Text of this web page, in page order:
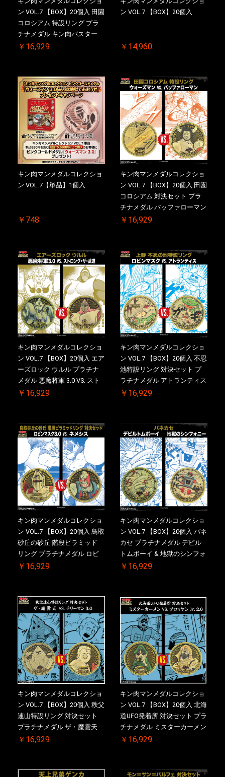
ン VOL.7 【BOX】20個入 田園
コロシアム 特設リング プラ
チナメダル キン肉バスター
VS. キン肉バスターやぶり 初
メダル(非売品)付
￥16,929
ン VOL.7 【BOX】20個入
￥14,960
キン肉マンメダルコレクショ
ン VOL.7【単品】1個入
￥748
キン肉マンメダルコレクショ
ン VOL.7 【BOX】20個入 田園
コロシアム 対決セット プラ
チナメダル バッファローマン
2.0 顎髭 Ver. VS. 光の矢 初回
メダル(非売品)付
￥16,929
キン肉マンメダルコレクショ
ン VOL.7 【BOX】20個入 エア
ーズロック ウルル プラチナ
メダル 悪魔将軍 3.0 VS. スト
ロング・ザ・武道 初回シリア
売品)付
￥16,929
キン肉マンメダルコレクショ
ン VOL.7 【BOX】20個入 不忍
池特設リング 対決セット プ
ラチナメダル アトランティス
ドライバー VS.ネックカット
特典 】KIN(金)肉メダル(非売
品)付
￥16,929
キン肉マンメダルコレクショ
ン VOL.7 【BOX】20個入 鳥取
砂丘の砂丘 階段ピラミッド
リング プラチナメダル ロビ
ンマスク VS.ネメシス 初回シ
ル(非売品)付
￥16,929
キン肉マンメダルコレクショ
ン VOL.7 【BOX】20個入 バネ
カセ プラチナメダル デビル
トムボーイ & 地獄のシンフォ
ニー 初回シリアルNO.入 ケー
￥16,929
キン肉マンメダルコレクショ
ン VOL.7 【BOX】20個入 秩父
連山特設リング 対決セット
プラチナメダル ザ・魔雲天
VS. テリーマン 3.0 初回シリア
売品)付
￥16,929
キン肉マンメダルコレクショ
ン VOL.7 【BOX】20個入 北海
道UFO発着所 対決セット プラ
チナメダル ミスターカーメン
VS. ブロッケン Jr. 2.0 初回シ
ル(非売品)付
￥16,929